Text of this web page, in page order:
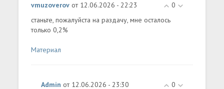
0
vmuzoverov от 12.06.2026 - 22:23
станьте, пожалуйста на раздачу, мне осталось
только 0,2%
Материал
0
Admin от 12.06.2026 - 23:30